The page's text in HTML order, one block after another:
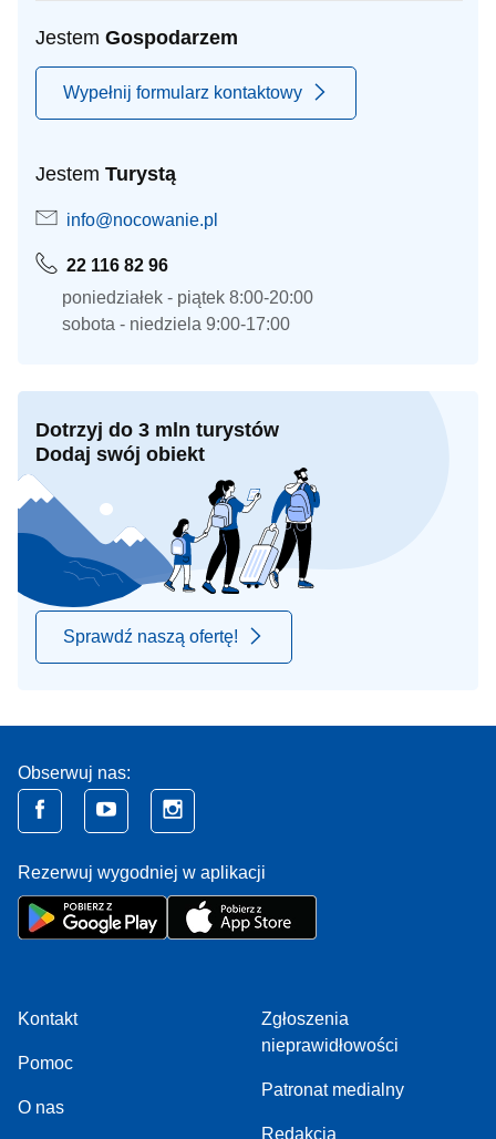
Jestem Gospodarzem
Wypełnij formularz kontaktowy
Jestem Turystą
info@nocowanie.pl
22 116 82 96
poniedziałek - piątek 8:00-20:00
sobota - niedziela 9:00-17:00
Dotrzyj do 3 mln turystów
Dodaj swój obiekt
Sprawdź naszą ofertę!
Obserwuj nas:
Rezerwuj wygodniej w aplikacji
Kontakt
Pomoc
O nas
Zgłoszenia
nieprawidłowości
Patronat medialny
Redakcja